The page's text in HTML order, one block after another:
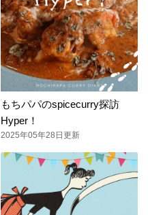
もちパパのspicecurry探訪
Hyper！
2025年05年28日更新